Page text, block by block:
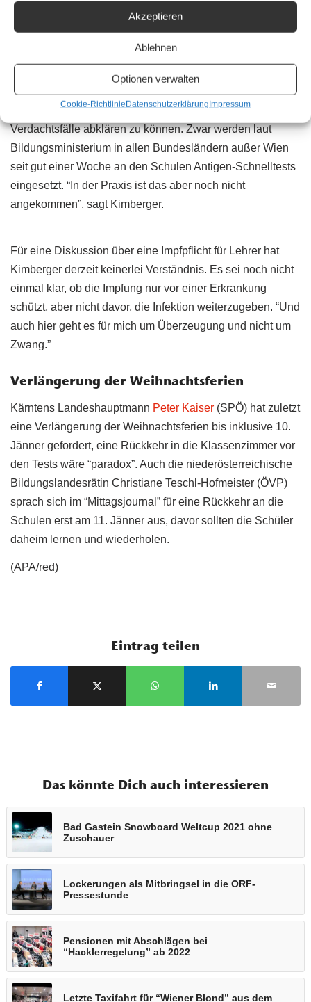
Akzeptieren
Ablehnen
Optionen verwalten
Cookie-RichtlinieDatenschutzerklärungImpressum
knapp 23 Prozent. Dazu komme, dass eine Massentestung
ohnehin nur zu einem sicheren Schulbetrieb beitragen
könne, wenn auch Schüler getestet werden. “Sonst ist das
wieder nur eine Einzelmaßnahme.”
Neben Schülertestungen fordert Kimberger etwa mehr
Schnelltests an den Schulen, um unmittelbar
Verdachtsfälle abklären zu können. Zwar werden laut
Bildungsministerium in allen Bundesländern außer Wien
seit gut einer Woche an den Schulen Antigen-Schnelltests
eingesetzt. “In der Praxis ist das aber noch nicht
angekommen”, sagt Kimberger.
Für eine Diskussion über eine Impfpflicht für Lehrer hat
Kimberger derzeit keinerlei Verständnis. Es sei noch nicht
einmal klar, ob die Impfung nur vor einer Erkrankung
schützt, aber nicht davor, die Infektion weiterzugeben. “Und
auch hier geht es für mich um Überzeugung und nicht um
Zwang.”
Verlängerung der Weihnachtsferien
Kärntens Landeshauptmann Peter Kaiser (SPÖ) hat zuletzt
eine Verlängerung der Weihnachtsferien bis inklusive 10.
Jänner gefordert, eine Rückkehr in die Klassenzimmer vor
den Tests wäre “paradox”. Auch die niederösterreichische
Bildungslandesrätin Christiane Teschl-Hofmeister (ÖVP)
sprach sich im “Mittagsjournal” für eine Rückkehr an die
Schulen erst am 11. Jänner aus, davor sollten die Schüler
daheim lernen und wiederholen.
(APA/red)
Eintrag teilen
Das könnte Dich auch interessieren
Bad Gastein Snowboard Weltcup 2021 ohne
Zuschauer
Lockerungen als Mitbringsel in die ORF-
Pressestunde
Pensionen mit Abschlägen bei
“Hacklerregelung” ab 2022
Letzte Taxifahrt für “Wiener Blond” aus dem